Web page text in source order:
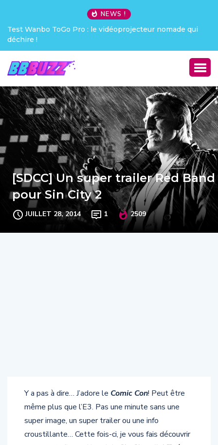
NEWS !
Test Wanbo ToGo Pro : le vidéoprojecteur nomade qui
déchire !
[SDCC] Un super trailer Red Band
pour Sin City 2
JUILLET 28, 2014 1 2509
Y a pas à dire… J’adore le Comic Con! Peut être
même plus que l’E3. Pas une minute sans une
super image, un super trailer ou une info
croustillante… Cette fois-ci, je vous fais découvrir